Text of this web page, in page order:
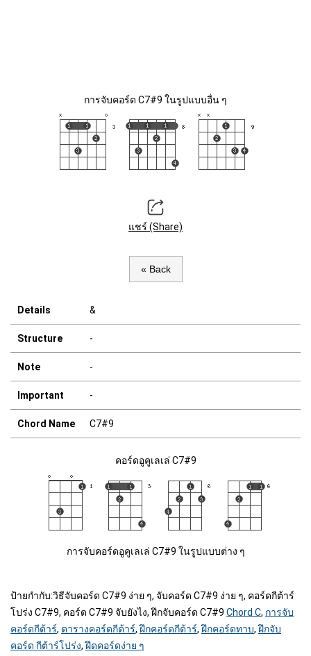
การจับคอร์ด C7#9 ในรูปแบบอื่น ๆ
แชร์ (Share)
« Back
Details &
Structure -
Note -
Important -
Chord Name C7#9
คอร์ดอูคูเลเล่ C7#9
การจับคอร์ดอูคูเลเล่ C7#9 ในรูปแบบต่าง ๆ
ป้ายกำกับ:วิธีจับคอร์ด C7#9 ง่าย ๆ, จับคอร์ด C7#9 ง่าย ๆ, คอร์ดกีต้าร์
โปร่ง C7#9, คอร์ด C7#9 จับยังไง, ฝึกจับคอร์ด C7#9 Chord C, การจับ
คอร์ดกีต้าร์, ตารางคอร์ดกีต้าร์,ฝึกคอร์ดกีต้าร์,ฝึกคอร์ดทาบ,ฝึกจับ
คอร์ด กีต้าร์โปร่ง,ฝึดคอร์ดง่าย ๆ